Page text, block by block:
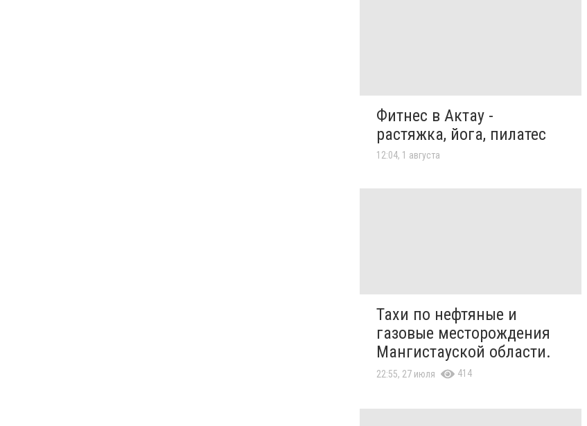
Фитнес в Актау -
растяжка, йога, пилатес
12:04, 1 августа
Тахи по нефтяные и
газовые месторождения
Мангистауской области.
22:55, 27 июля 414